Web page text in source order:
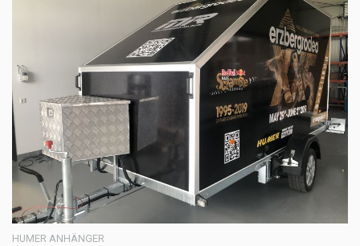
HUMER ANHÄNGER